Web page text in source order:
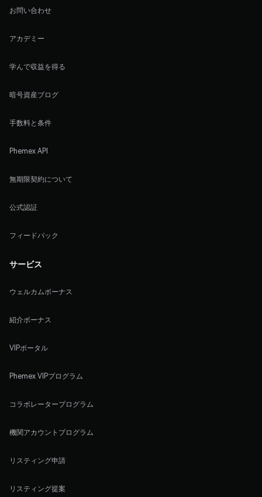
お問い合わせ
アカデミー
学んで収益を得る
暗号資産ブログ
手数料と条件
Phemex API
無期限契約について
公式認証
フィードバック
サービス
ウェルカムボーナス
紹介ボーナス
VIPポータル
Phemex VIPプログラム
コラボレータープログラム
機関アカウントプログラム
リスティング申請
リスティング提案